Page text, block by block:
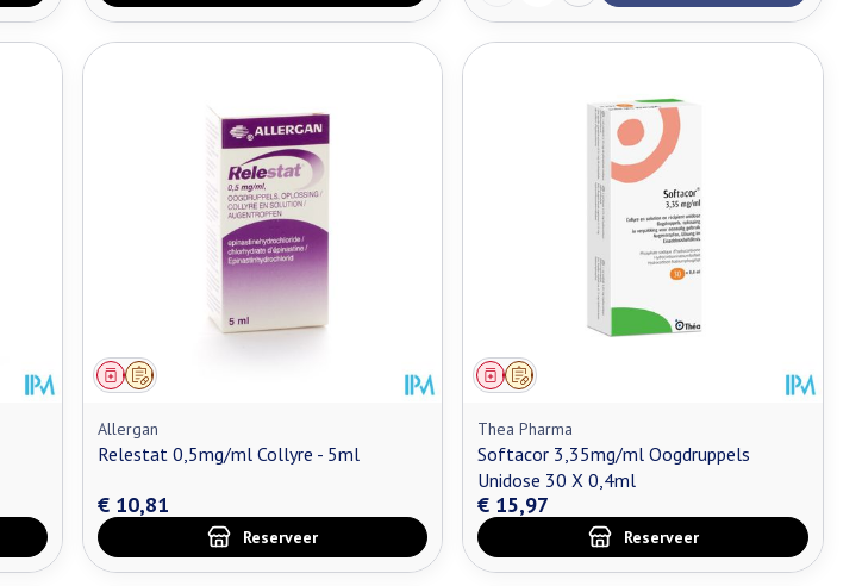
Op voorschrift
Geneesmiddel
Allergan
Relestat 0,5mg/ml Collyre - 5ml
€ 10,81
Reserveer
Op voorschrift
Geneesmiddel
Thea Pharma
Softacor 3,35mg/ml Oogdruppels
Unidose 30 X 0,4ml
€ 15,97
Reserveer